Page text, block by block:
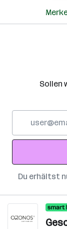
Sollen
Adresse
Du erhältst